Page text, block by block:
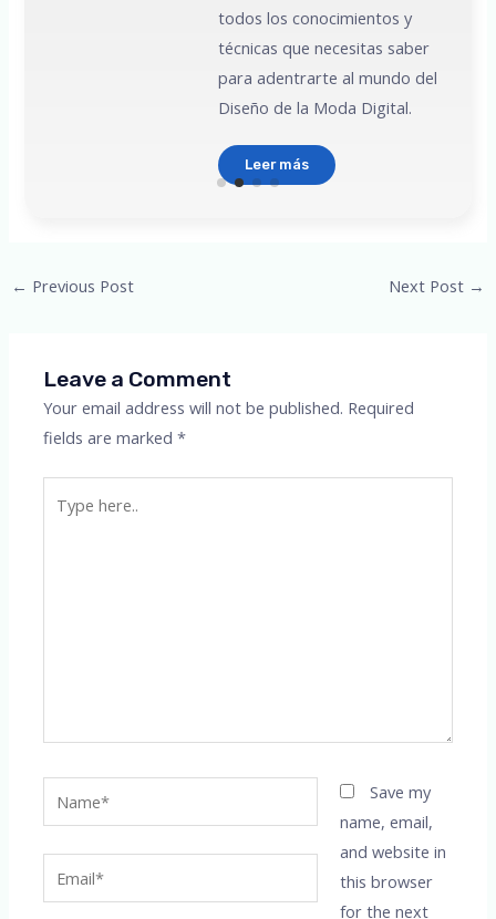
todos los conocimientos y
técnicas que necesitas saber
para adentrarte al mundo del
Diseño de la Moda Digital.
Leer más
Post
← Previous Post Next Post →
Leave a Comment
Your email address will not be published. Required
fields are marked*
here..
Save my
name, email,
and website in
this browser
for the next